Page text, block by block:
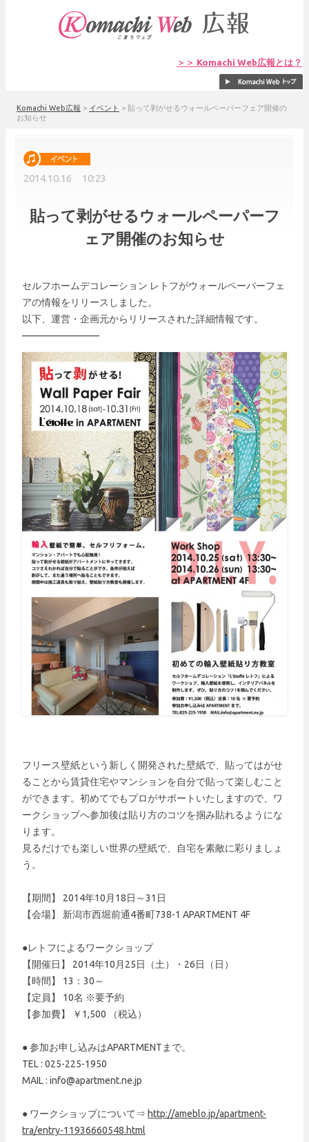
＞＞ Komachi Web広報とは？
Komachi Web広報 > イベント > 貼って剥がせるウォールペーパーフェア開催の
お知らせ
2014.10.16 10:23
貼って剥がせるウォールペーパーフ
ェア開催のお知らせ
セルフホームデコレーション レトフがウォールペーパーフェ
アの情報をリリースしました。
以下、運営・企画元からリリースされた詳細情報です。
————————
フリース壁紙という新しく開発された壁紙で、貼ってはがせ
ることから賃貸住宅やマンションを自分で貼って楽しむこと
ができます。初めてでもプロがサポートいたしますので、ワ
ークショップへ参加後は貼り方のコツを掴み貼れるようにな
ります。
見るだけでも楽しい世界の壁紙で、自宅を素敵に彩りましょ
う。
【期間】 2014年10月18日～31日
【会場】 新潟市西堀前通4番町738-1 APARTMENT 4F
●レトフによるワークショップ
【開催日】 2014年10月25日（土）・26日（日）
【時間】 13：30～
【定員】 10名 ※要予約
【参加費】 ￥1,500 （税込）
● 参加お申し込みはAPARTMENTまで。
TEL : 025-225-1950
MAIL : info@apartment.ne.jp
● ワークショップについて⇒ http://ameblo.jp/apartment-
tra/entry-11936660548.html